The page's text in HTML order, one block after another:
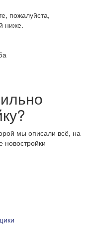
пожалуйста,
ниже.
мы описали всё, на
новостройки